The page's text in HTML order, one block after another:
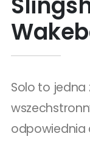
Solo to jedna
odpowiednia